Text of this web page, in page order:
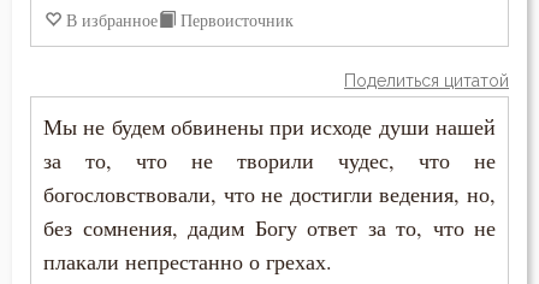
Ближний
Бог
Богатство
Богопознание
Илия Екдик
Иоанн Златоуст
Иоанн Лествичник
В избранное Первоисточник
Поделиться цитатой
Мы не будем обвинены при исходе души нашей
за то, что не творили чудес, что не
богословствовали, что не достигли ведения, но,
без сомнения, дадим Богу ответ за то, что не
плакали непрестанно о грехах.